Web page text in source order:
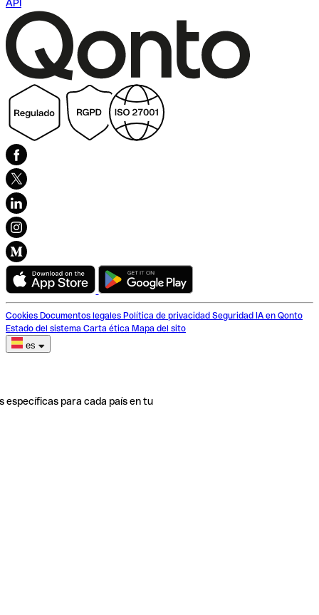
API
Cookies Documentos legales Política de privacidad Seguridad IA en Qonto
Estado del sistema Carta ética Mapa del sito
es
específicas para cada país en tu